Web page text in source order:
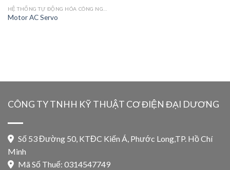
Motor AC Servo
CÔNG TY TNHH KỸ THUẬT CƠ ĐIỆN ĐẠI DƯƠNG
Số 53 Đường 50, KTĐC Kiến Á, Phước Long,TP. Hồ Chí
Minh
Mã Số Thuế: 0314547749